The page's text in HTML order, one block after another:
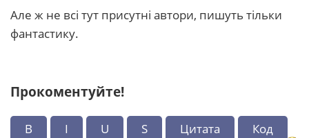
Але ж не всі тут присутні автори, пишуть тільки
фантастику.
Прокоментуйте!
B I U S Цитата Код